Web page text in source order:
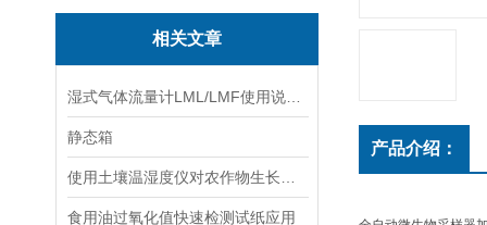
相关文章
静态箱
食用油过氧化值快速检测试纸应用
产品介绍：